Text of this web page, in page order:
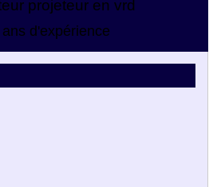
projeteur en vrd
ans d'expérience